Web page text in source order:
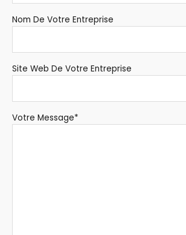
Nom De Votre Entreprise
Site Web De Votre Entreprise
Votre Message*